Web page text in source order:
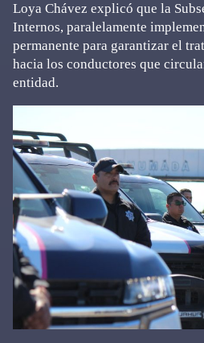
Loya Chávez explicó que la
Internos, paralelamente
permanente para garantizar el
hacia los conductores que
entidad.